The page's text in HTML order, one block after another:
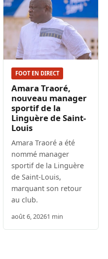
FOOT EN DIRECT
Amara Traoré,
nouveau manager
sportif de la
Linguère de Saint-
Louis
Amara Traoré a été
nommé manager
sportif de la Linguère
de Saint-Louis,
marquant son retour
au club.
août 6, 20261 min